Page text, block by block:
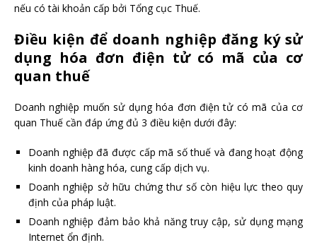
nếu có tài khoản cấp bởi Tổng cục Thuế.
Điều kiện để doanh nghiệp đăng ký sử
dụng hóa đơn điện tử có mã của cơ
quan thuế
Doanh nghiệp muốn sử dụng hóa đơn điện tử có mã của cơ
quan Thuế cần đáp ứng đủ 3 điều kiện dưới đây:
Doanh nghiệp đã được cấp mã số thuế và đang hoạt động
kinh doanh hàng hóa, cung cấp dịch vụ.
Doanh nghiệp sở hữu chứng thư số còn hiệu lực theo quy
định của pháp luật.
Doanh nghiệp đảm bảo khả năng truy cập, sử dụng mạng
Internet ổn định.